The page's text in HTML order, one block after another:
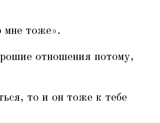
мне тоже».
отношения потому,
то и он тоже к тебе